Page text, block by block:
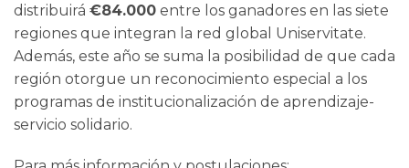
distribuirá €84.000 entre los ganadores en las siete
regiones que integran la red global Uniservitate.
Además, este año se suma la posibilidad de que cada
región otorgue un reconocimiento especial a los
programas de institucionalización de aprendizaje-
servicio solidario.